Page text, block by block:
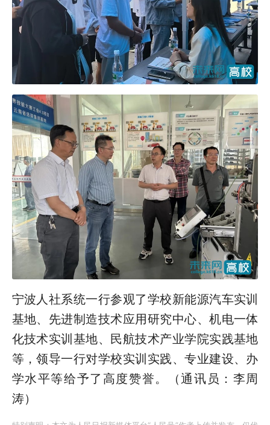
宁波人社系统一行参观了学校新能源汽车实训
基地、先进制造技术应用研究中心、机电一体
化技术实训基地、民航技术产业学院实践基地
等，领导一行对学校实训实践、专业建设、办
学水平等给予了高度赞誉。（通讯员：李周
涛）